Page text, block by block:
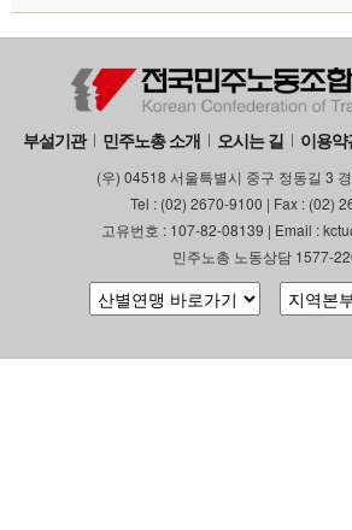
부설기관 민주노총 소개 오시는 길 이용약
(우) 04518 서울특별시 중구 정동길 3
Tel : (02) 2670-9100 | Fax : (02)
고유번호 : 107-82-08139 | Email :
민주노총 노동상담 1577-